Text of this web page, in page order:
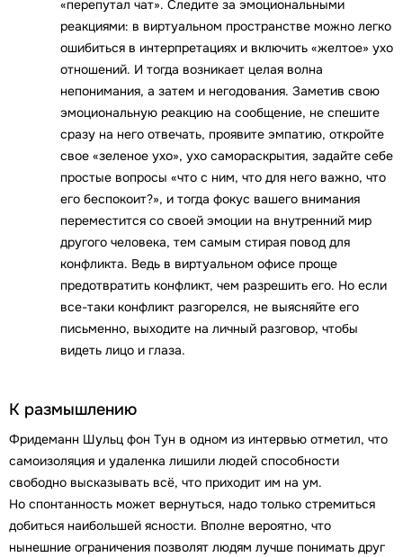
«перепутал чат». Следите за эмоциональными
реакциями: в виртуальном пространстве можно легко
ошибиться в интерпретациях и включить «желтое» ухо
отношений. И тогда возникает целая волна
непонимания, а затем и негодования. Заметив свою
эмоциональную реакцию на сообщение, не спешите
сразу на него отвечать, проявите эмпатию, откройте
свое «зеленое ухо», ухо самораскрытия, задайте себе
простые вопросы «что с ним, что для него важно, что
его беспокоит?», и тогда фокус вашего внимания
переместится со своей эмоции на внутренний мир
другого человека, тем самым стирая повод для
конфликта. Ведь в виртуальном офисе проще
предотвратить конфликт, чем разрешить его. Но если
все-таки конфликт разгорелся, не выясняйте его
письменно, выходите на личный разговор, чтобы
видеть лицо и глаза.
К размышлению
Фридеманн Шульц фон Тун в одном из интервью отметил, что
самоизоляция и удаленка лишили людей способности
свободно высказывать всё, что приходит им на ум.
Но спонтанность может вернуться, надо только стремиться
добиться наибольшей ясности. Вполне вероятно, что
нынешние ограничения позволят людям лучше понимать друг